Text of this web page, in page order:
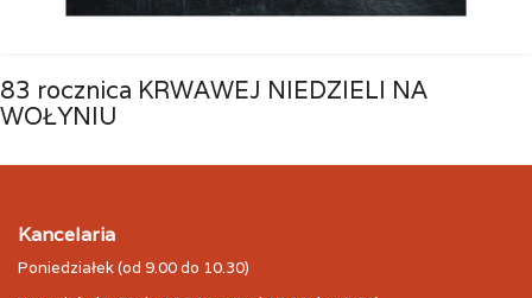
83 rocznica KRWAWEJ NIEDZIELI NA
WOŁYNIU
Kancelaria
Poniedziałek (od 9.00 do 10.30)